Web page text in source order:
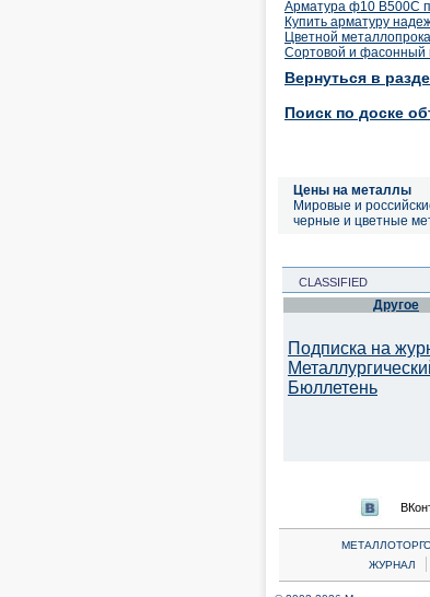
Арматура ф10 В500С
Купить арматуру
Цветной
Сортовой и фасонный
Вернуться в
Поиск по доске
Цены на металлы
Мировые и
черные и цветные
CLASSIFIED
Другое
Подписка на
Бюллетень
ЖУРНАЛ
|